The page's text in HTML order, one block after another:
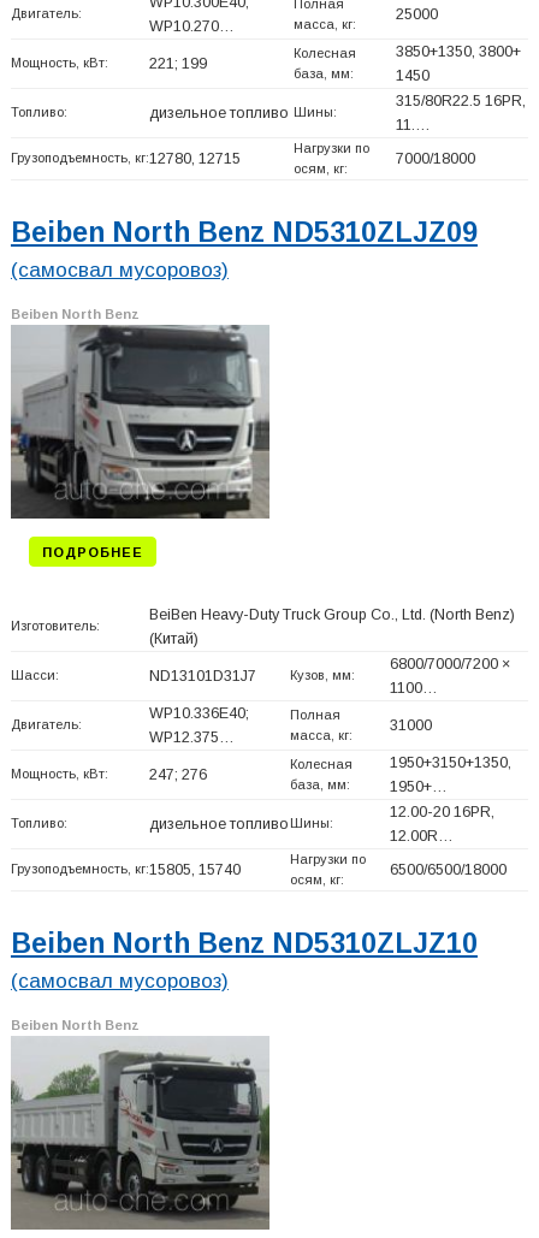
Двигатель:
WP10.270…
Полная
масса, кг:
25000
Мощность, кВт: 221; 199
Колесная
база, мм:
3850+1350, 3800+
1450
Топливо: дизельное топливо Шины:
315/80R22.5 16PR,
11.…
Грузоподъемность, кг:12780, 12715
Нагрузки по
осям, кг:
7000/18000
Beiben North Benz ND5310ZLJZ09
(самосвал мусоровоз)
Beiben North Benz
ПОДРОБНЕЕ
Изготовитель:
BeiBen Heavy-Duty Truck Group Co., Ltd. (North Benz)
(Китай)
Шасси: ND13101D31J7 Кузов, мм:
6800/7000/7200 ×
1100…
Двигатель:
WP10.336E40;
WP12.375…
Полная
масса, кг:
31000
Мощность, кВт: 247; 276
Колесная
база, мм:
1950+3150+1350,
1950+…
Топливо: дизельное топливо Шины:
12.00-20 16PR,
12.00R…
Грузоподъемность, кг:15805, 15740
Нагрузки по
осям, кг:
6500/6500/18000
Beiben North Benz ND5310ZLJZ10
(самосвал мусоровоз)
Beiben North Benz